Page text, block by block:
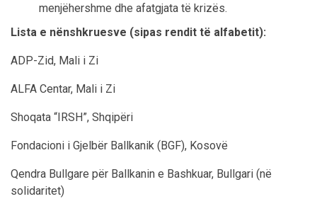
menjëhershme dhe afatgjata të krizës.
Lista e nënshkruesve (sipas rendit të alfabetit):
ADP-Zid, Mali i Zi
ALFA Centar, Mali i Zi
Shoqata “IRSH”, Shqipëri
Fondacioni i Gjelbër Ballkanik (BGF), Kosovë
Qendra Bullgare për Ballkanin e Bashkuar, Bullgari (në
solidaritet)